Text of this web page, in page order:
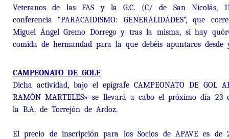
Veteranos de las FAS y la G.C. (C/ de San Nicolás,
conferencia “PARACAIDISMO: GENERALIDADES”, que
Miguel Ángel Gremo Dorrego y tras la misma, si hay
comida de hermandad para la que debéis apuntaros desde
CAMPEONATO DE GOLF
Dicha actividad, bajo el epígrafe CAMPEONATO DE GOL
RAMÓN MARTELES» se llevará a cabo el próximo día
la B.A. de Torrejón de Ardoz.
El precio de inscripción para los Socios de APAVE es